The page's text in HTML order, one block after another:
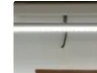
LA
ENTREGA